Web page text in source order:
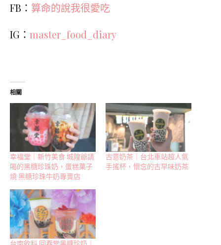
FB： 算命的說我很愛吃
IG： master_food_diary
相關
幸福堂｜新竹美食 城隍爺請
喝的黑糖珍珠奶，蛋糕菓子
燒 黑糖珍珠牛奶專賣店
古意奶茶｜台北車站超人氣
手搖杯，懷念的古早味奶茶